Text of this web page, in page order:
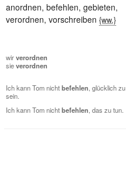
anordnen, befehlen, gebieten,
verordnen, vorschreiben {ww.}
wirverordnen
sieverordnen
Ich kann Tom nichtbefehlen , glücklich zu
sein.
Ich kann Tom nichtbefehlen , das zu tun.